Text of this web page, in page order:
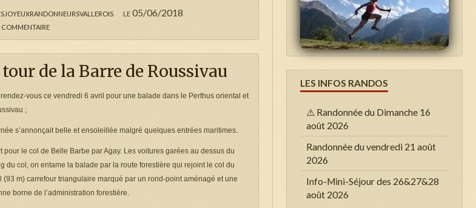
le 05/06/2018
tour de la Barre de Roussivau
vous ce vendredi 6 avril pour une balade dans le Perthus oriental et
;
s’annonçait belle et ensoleillée malgré quelques entrées maritimes.
pour le col de Belle Barbe par Agay. Les voitures garées au dessus du
du col, on entame la balade par la route forestière qui rejoint le col du
(93 m) carrefour triangulaire marqué par un rond-point aménagé et une
borne de l’administration forestière.
LES INFOS RANDOS
⚠️ Randonnée du Dimanche 16
août 2026
Randonnée du vendredi 21 août
2026
Info-Mini-Séjour des 26&27&28
août 2026